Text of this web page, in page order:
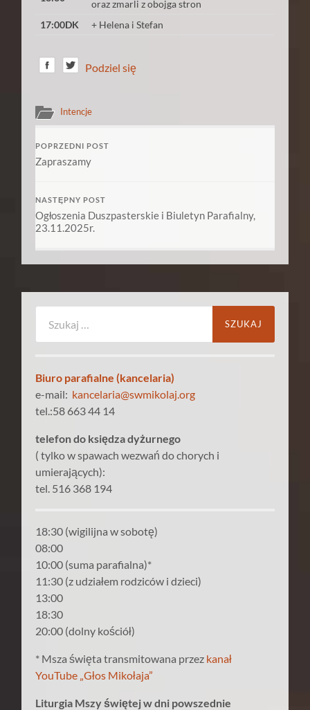
oraz zmarli z obojga stron
17:00DK
+ Helena i Stefan
Podziel się
Intencje
POPRZEDNI POST
Zapraszamy
NASTĘPNY POST
Ogłoszenia Duszpasterskie i Biuletyn Parafialny,
23.11.2025r.
Biuro parafialne (kancelaria)
e-mail: kancelaria@swmikolaj.org
tel.:58 663 44 14
telefon do księdza dyżurnego
( tylko w spawach wezwań do chorych i
umierających):
tel. 516 368 194
18:30 (wigilijna w sobotę)
08:00
10:00 (suma parafialna)*
11:30 (z udziałem rodziców i dzieci)
13:00
18:30
20:00 (dolny kościół)
* Msza święta transmitowana przez kanał
YouTube „Głos Mikołaja”
Liturgia Mszy świętej w dni powszednie